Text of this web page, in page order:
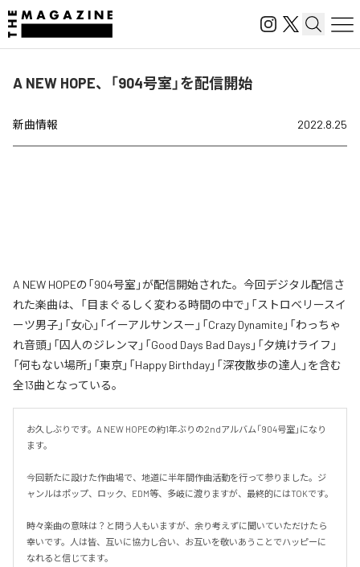
A NEW HOPE、「904号室」を配信開始
新曲情報 2022.8.25
A NEW HOPEの「904号室」が配信開始された。今回デジタル配信さ
れた楽曲は、「目まぐるしく変わる時間の中で」「ストロベリースイ
ーツ男子」「女心」「イーアルサンスー」「Crazy Dynamite」「わっちゃ
れ音頭」「囚人のジレンマ」「Good Days Bad Days」「夕焼けライフ」
「何もない場所」「東京」「Happy Birthday」「深夜散歩の達人」を含む
全13曲となっている。
お久しぶりです。A NEW HOPEの約1年ぶりの2ndアルバム「904号室」になり
ます。
今回新たに設けた作曲場で、地道に半年間作曲活動を行って参りました。ジ
ャンルはポップ、ロック、EDM等、多岐に渡りますが、最終的にはTOKです。
時々楽曲の意味は？と問う人もいますが、余り考えずに聞いていただけたら
幸いです。人は皆、互いに協力し合い、お互いを敬いあうことでハッピーに
なれると信じてます。